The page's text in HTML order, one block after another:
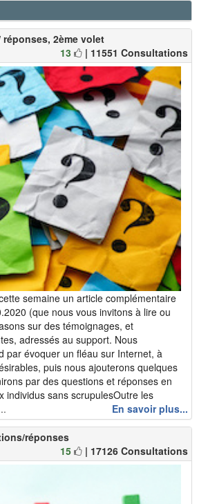
2ème volet
13
| 11551 Consultations
semaine un article complémentaire
(que nous vous invitons à lire ou
sur des témoignages, et
adressés au support. Nous
par évoquer un fléau sur Internet, à
puis nous ajouterons quelques
par des questions et réponses en
individus sans scrupulesOutre les
En savoir plus...
réponses
15
| 17126 Consultations